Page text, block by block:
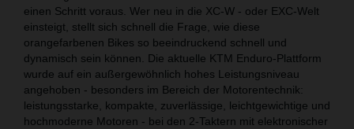
einen Schritt voraus. Wer neu in die XC-W - oder EXC-Welt
einsteigt, stellt sich schnell die Frage, wie diese
orangefarbenen Bikes so beeindruckend schnell und
dynamisch sein können. Die aktuelle KTM Enduro-Plattform
wurde auf ein außergewöhnlich hohes Leistungsniveau
angehoben - besonders im Bereich der Motorentechnik:
leistungsstarke, kompakte, zuverlässige, leichtgewichtige und
hochmoderne Motoren - bei den 2-Taktern mit elektronischer